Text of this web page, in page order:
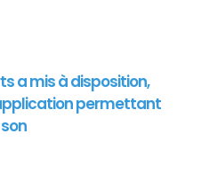
a mis à disposition,
permettant